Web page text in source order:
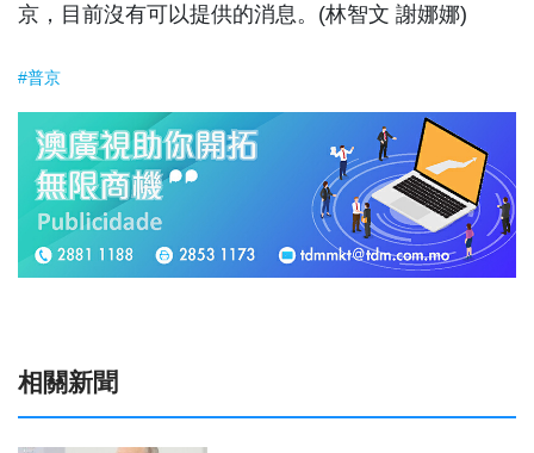
京，目前沒有可以提供的消息。(林智文 謝娜娜)
#普京
相關新聞